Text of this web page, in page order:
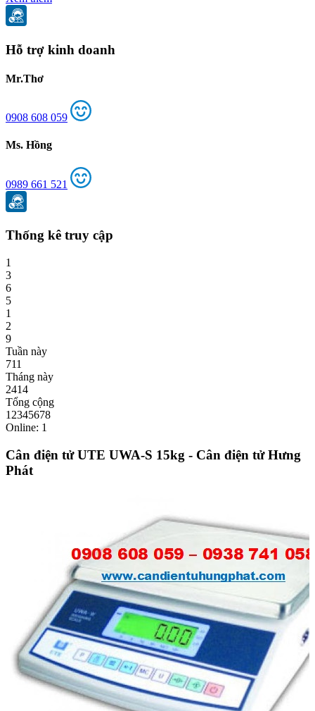
Hỗ trợ kinh doanh
Mr.Thơ
0908 608 059
Ms. Hồng
0989 661 521
Thống kê truy cập
1
3
6
5
1
2
9
Tuần này
711
Tháng này
2414
Tổng cộng
12345678
Online: 1
Cân điện tử UTE UWA-S 15kg - Cân điện tử Hưng
Phát